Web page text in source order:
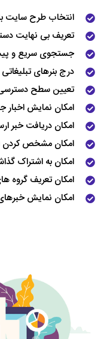
انتخاب طرح سایت
تعریف بی نهایت
جستجوی سریع و
درج بنرهای
تعیین سطح
امکان نمایش اخبار
امکان دریافت خبر
امکان مشخص کردن
امکان به اشتراک
امکان تعریف گروه
امکان نمایش